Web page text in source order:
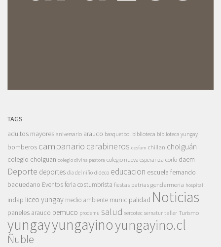
TAGS
adultos mayores aniversario arauco basquetbol biblioteca biblioteca yungay
bomberos campanario carabineros cesfam chillan cholguán
colegio cholguan colegio divina pastora colegio nueva esperanza corfo daem
Deporte deportes dia del niño dideco educacion escuela fernando
baquedano Eventosferia costumbrista fiestas patrias gendarmeria hospital
indap liceo yungay medio ambiente municipalidad Noticias
paneles arauco pemuco prodemu salud sercotec sernatur taller Turismo
yungayyungayinoyungayino.cl
Ñuble